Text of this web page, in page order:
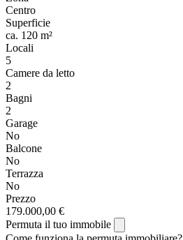
Centro
Superficie
ca. 120 m²
Locali
5
Camere da letto
2
Bagni
2
Garage
No
Balcone
No
Terrazza
No
Prezzo
179.000,00 €
Permuta il tuo immobile